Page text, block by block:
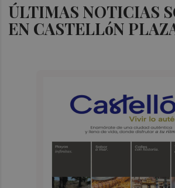
ÚLTIMAS NOTICIAS
EN CASTELLóN